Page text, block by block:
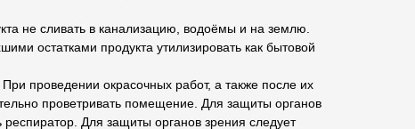
не сливать в канализацию, водоёмы и на землю.
остатками продукта утилизировать как бытовой
. При проведении окрасочных работ, а также после их
проветривать помещение. Для защиты органов
Для защиты органов зрения следует